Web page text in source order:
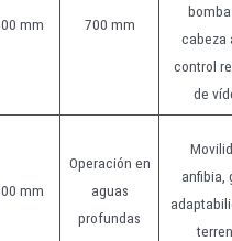
mm 700 mm
cabeza
control
de
mm
Operación en
aguas
profundas
anfibia,